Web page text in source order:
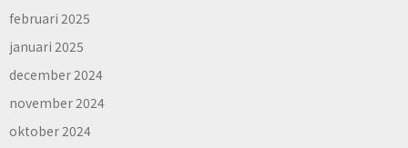
februari 2025
januari 2025
december 2024
november 2024
oktober 2024